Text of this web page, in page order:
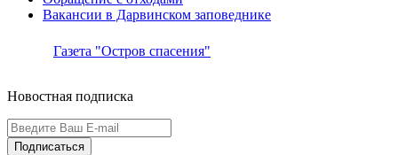
Вакансии в Дарвинском заповеднике
Газета "Остров спасения"
Новостная подписка
Подписаться